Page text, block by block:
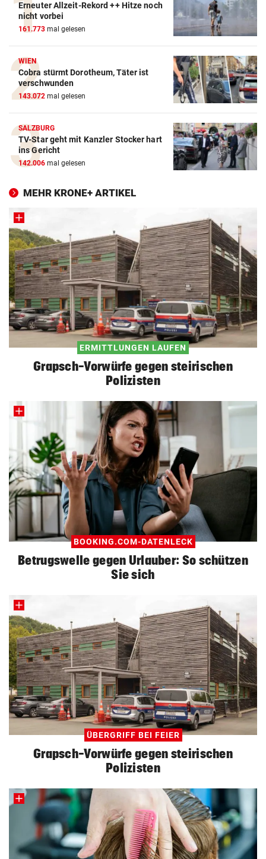
Erneuter Allzeit-Rekord ++ Hitze noch
nicht vorbei
161.773 mal gelesen
WIEN
Cobra stürmt Dorotheum, Täter ist
verschwunden
143.072 mal gelesen
SALZBURG
TV-Star geht mit Kanzler Stocker hart
ins Gericht
142.006 mal gelesen
MEHR KRONE+ ARTIKEL
ERMITTLUNGEN LAUFEN
Grapsch-Vorwürfe gegen steirischen
Polizisten
BOOKING.COM-DATENLECK
Betrugswelle gegen Urlauber: So schützen
Sie sich
ÜBERGRIFF BEI FEIER
Grapsch-Vorwürfe gegen steirischen
Polizisten